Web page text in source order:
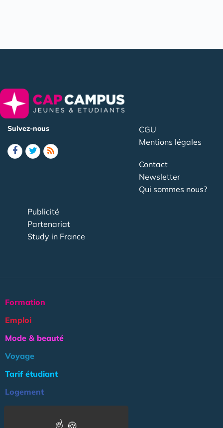
Suivez-nous
CGU
Mentions légales
Contact
Newsletter
Qui sommes nous?
Publicité
Partenariat
Study in France
Formation
Emploi
Mode & beauté
Voyage
Tarif étudiant
Logement